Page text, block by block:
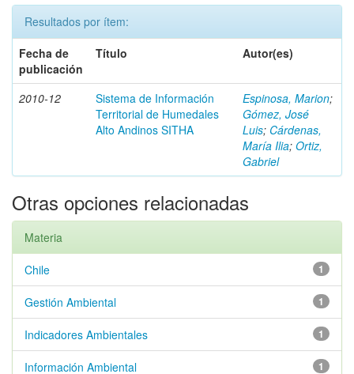
Resultados por ítem:
Fecha de
publicación
Título Autor(es)
2010-12
Sistema de Información
Territorial de Humedales
Alto Andinos SITHA
Espinosa, Marion;
Gómez, José
Luis; Cárdenas,
María Ilia; Ortiz,
Gabriel
Otras opciones relacionadas
Materia
1
Chile
1
Gestión Ambiental
1
Indicadores Ambientales
1
Información Ambiental